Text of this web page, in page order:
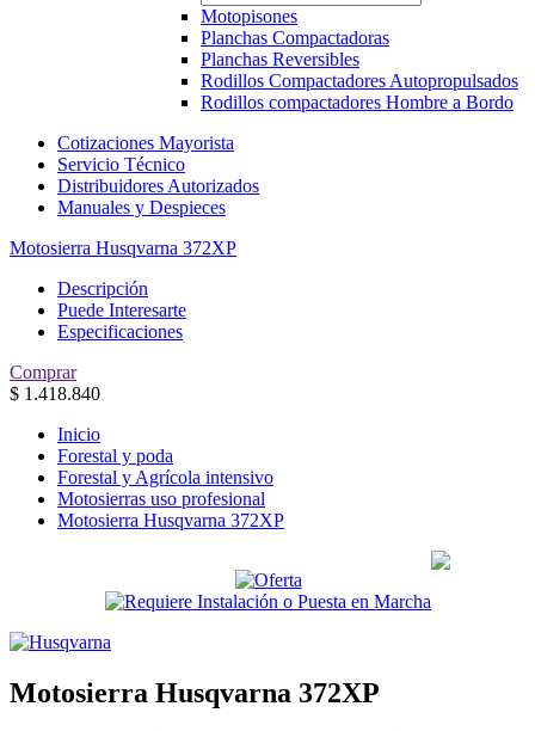
Motopisones
Planchas Compactadoras
Planchas Reversibles
Rodillos Compactadores Autopropulsados
Rodillos compactadores Hombre a Bordo
Cotizaciones Mayorista
Servicio Técnico
Distribuidores Autorizados
Manuales y Despieces
Motosierra Husqvarna 372XP
Descripción
Puede Interesarte
Especificaciones
Comprar
$ 1.418.840
Inicio
Forestal y poda
Forestal y Agrícola intensivo
Motosierras uso profesional
Motosierra Husqvarna 372XP
Motosierra Husqvarna 372XP